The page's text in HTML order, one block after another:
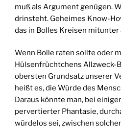
muß als Argument genügen.
drinsteht. Geheimes Know-
das in Bolles Kreisen mitunter
Wenn Bolle raten sollte oder
Hülsenfrüchtchens Allzweck-
obersten Grundsatz unserer
heißt es, die Würde des
Daraus könnte man, bei
pervertierter Phantasie,
würdelos sei, zwischen